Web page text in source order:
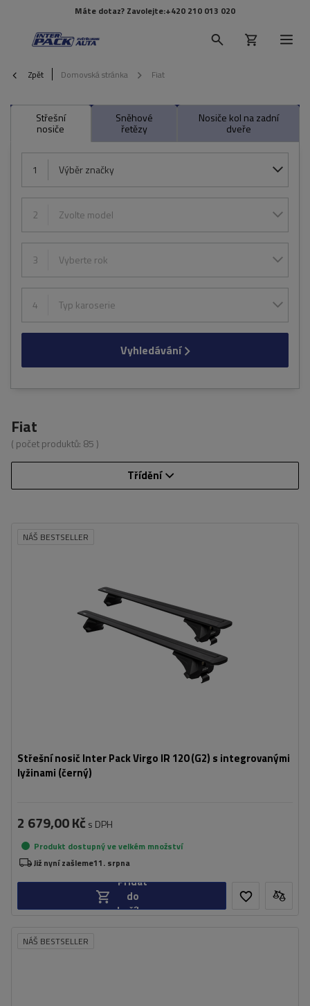
Máte dotaz? Zavolejte:+420 210 013 020
Zpět Domovská stránka Fiat
Střešní
nosiče
Sněhové
řetězy
Nosiče kol na zadní
dveře
1 Výběr značky
2 Zvolte model
3 Vyberte rok
4 Typ karoserie
Vyhledávání
Fiat
( počet produktů: 85 )
Třídění
NÁŠ BESTSELLER
Střešní nosič Inter Pack Virgo IR 120 (G2) s integrovanými
lyžinami (černý)
2 679,00 Kč s DPH
Produkt dostupný ve velkém množství
Již nyní zašleme11. srpna
Přidat
do
košíku
NÁŠ BESTSELLER